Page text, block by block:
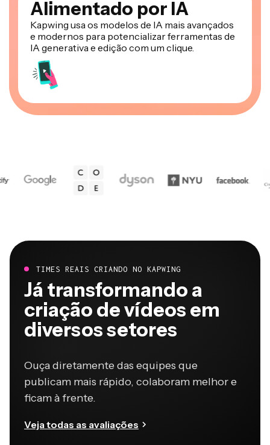
Kapwing usa os modelos de IA mais avançados
e modernos para potencializar ferramentas de
IA generativa e edição com um clique.
Já transformando a
criação de vídeos em
diversos setores
publicam mais rápido, colaboram melhor e
ficam à frente.